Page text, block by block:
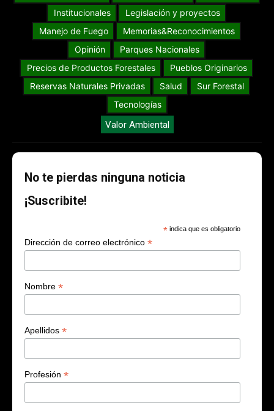
Institucionales
Legislación y proyectos
Manejo de Fuego
Memorias&Reconocimientos
Opinión
Parques Nacionales
Precios de Productos Forestales
Pueblos Originarios
Reservas Naturales Privadas
Salud
Sur Forestal
Tecnologías
Valor Ambiental
No te pierdas ninguna noticia
¡Suscribite!
* indica que es obligatorio
Dirección de correo electrónico *
Nombre *
Apellidos *
Profesión *